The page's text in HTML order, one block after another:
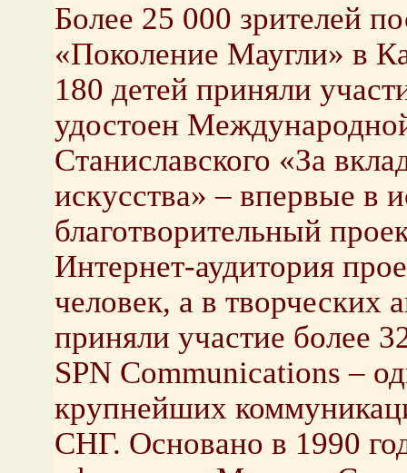
Более 25 000 зрителей
«Поколение Маугли» в
180 детей приняли
удостоен
Станиславского «За
искусства» – впервые в
благотворительный
Интернет-аудитория
человек, а в творческих
приняли участие более
SPN Communications –
крупнейших
СНГ. Основано в 1990